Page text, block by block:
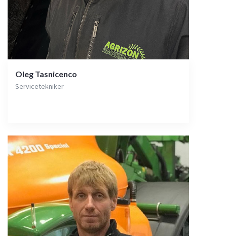
Oleg Tasnicenco
Servicetekniker